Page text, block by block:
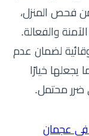
فحص المنزل،
والفعالة.
لضمان عدم
خيارًا
ضرر محتمل.
عجمان